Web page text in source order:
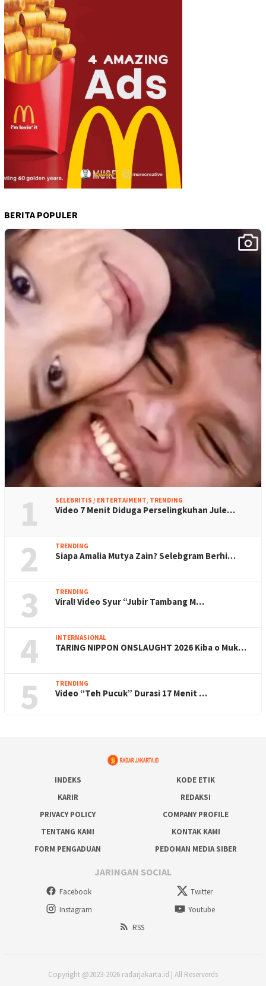
BERITA POPULER
1 SELEBRITIS / ENTERTAIMENT, TRENDING
Video 7 Menit Diduga Perselingkuhan Jule…
2 TRENDING
Siapa Amalia Mutya Zain? Selebgram Berhi…
3 TRENDING
Viral! Video Syur “Jubir Tambang M…
4 INTERNASIONAL
TARING NIPPON ONSLAUGHT 2026 Kiba o Muk…
5 TRENDING
Video “Teh Pucuk” Durasi 17 Menit …
INDEKS
KODE ETIK
KARIR
REDAKSI
PRIVACY POLICY
COMPANY PROFILE
TENTANG KAMI
KONTAK KAMI
FORM PENGADUAN
PEDOMAN MEDIA SIBER
JARINGAN SOCIAL
Facebook
Twitter
Instagram
Youtube
RSS
Copyright @2023-2026 radarjakarta.id | All Reserverds